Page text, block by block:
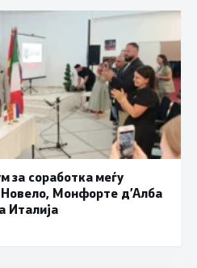
соработка меѓу
Монфорте д’Алба
Италија